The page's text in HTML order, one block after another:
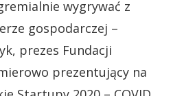
wygrywać z
gospodarczej –
prezes Fundacji
prezentujący na